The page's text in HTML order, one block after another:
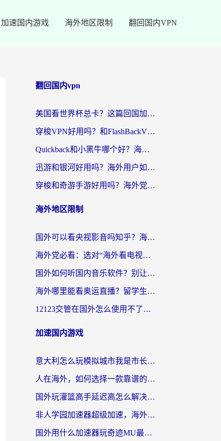
加速国内游戏 海外地区限制 翻回国内VPN
翻回国内vpn
美国看世界杯总卡？这篇回国加速器指南帮你无缝刷国内资源（附苹果手机VPN设置步骤）
穿梭VPN好用吗？和FlashBackVPN对比哪个回国效果更好？
Quickback和小黑牛哪个好？海外党亲测指南，选对回国加速器秒回国内
迅游和银河好用吗？海外用户如何选择回国加速器实现无缝访问国内资源
穿梭和奇游手游好用吗？海外党亲测3款回国加速器，附蜜蜂加速器七天试用攻略
海外地区限制
国外可以看央视影音吗知乎？海外党亲测有效的回国加速方案
海外党必看：选对“海外看电视剧软件”，再也不用愁国内剧刷不了
国外如何听国内音乐软件？别让地域限制，断了你的中文歌单
海外哪里能看奥运直播？留学生&海外华人必看的体育赛事观赛终极指南
12123交管在国外怎么使用不了？海外华人必看的无缝访问国内资源指南
加速国内游戏
意大利怎么玩模拟城市我是市长？海外党国服游戏加速终极攻略（附三国3量子特攻解决办法）
人在海外，如何选择一款靠谱的玩剑灵2加速器？
国外玩灌篮高手延迟高怎么解决？海外玩家国服游戏加速终极指南
非人学园加速器超级加速，海外玩家重返国服的通行证
国外用什么加速器玩奇迹MU最好？2026海外玩家国服游戏加速全攻略